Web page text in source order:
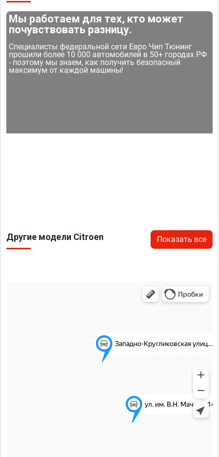
Мы работаем для тех, кто может
почувствовать разницу.
Специалисты федеральной сети Евро Чип Тюнинг
прошили более 10 000 автомобилей в 50+ городах РФ
- поэтому мы знаем, как получить безопасный
максимум от каждой машины!
Другие модели Citroen Показать все